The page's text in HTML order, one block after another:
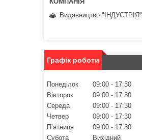
Видавництво "ІНДУСТРІЯ"
Графік роботи
Понеділок 09:00
17:30
Вівторок
09:00
17:30
Середа
09:00
17:30
Четвер
09:00
17:30
Пʼятниця
09:00
17:30
Субота
Вихідний